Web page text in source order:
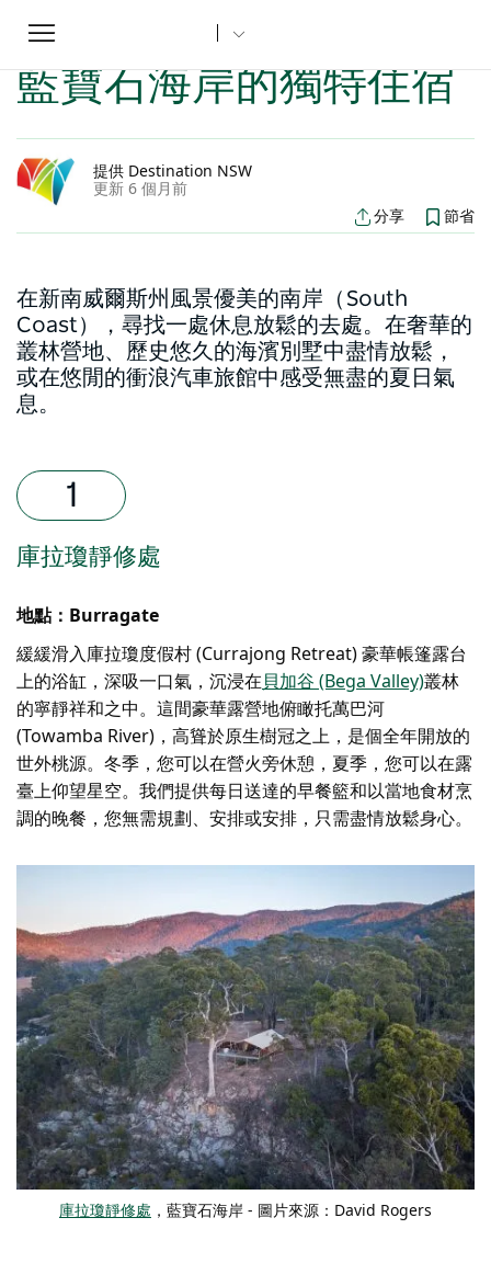
Toggle
navigation
家
藍寶石海岸的獨特住宿
提供 Destination NSW
更新 6 個月前
分享 節省
在新南威爾斯州風景優美的南岸（South
Coast），尋找一處休息放鬆的去處。在奢華的
叢林營地、歷史悠久的海濱別墅中盡情放鬆，
或在悠閒的衝浪汽車旅館中感受無盡的夏日氣
息。
庫拉瓊靜修處
地點：Burragate
緩緩滑入庫拉瓊度假村 (Currajong Retreat) 豪華帳篷露台
上的浴缸，深吸一口氣，沉浸在貝加谷 (Bega Valley)叢林
的寧靜祥和之中。這間豪華露營地俯瞰托萬巴河
(Towamba River)，高聳於原生樹冠之上，是個全年開放的
世外桃源。冬季，您可以在營火旁休憩，夏季，您可以在露
臺上仰望星空。我們提供每日送達的早餐籃和以當地食材烹
調的晚餐，您無需規劃、安排或安排，只需盡情放鬆身心。
庫拉瓊靜修處 ，藍寶石海岸 - 圖片來源：David Rogers